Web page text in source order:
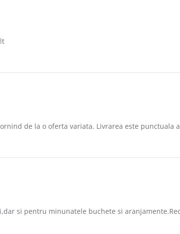
de la o oferta variata. Livrarea este punctuala
si pentru minunatele buchete si